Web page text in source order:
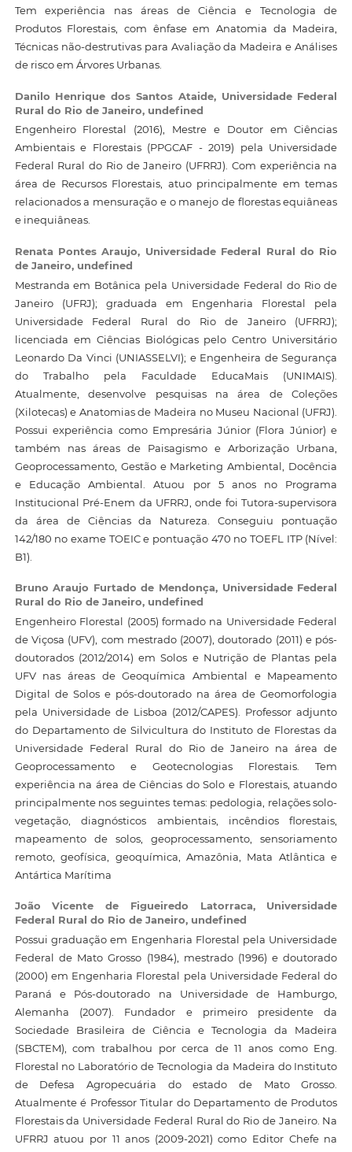
Tem experiência nas áreas de Ciência e Tecnologia de
Produtos Florestais, com ênfase em Anatomia da Madeira,
Técnicas não-destrutivas para Avaliação da Madeira e Análises
de risco em Árvores Urbanas.
Danilo Henrique dos Santos Ataide, Universidade Federal
Rural do Rio de Janeiro, undefined
Engenheiro Florestal (2016), Mestre e Doutor em Ciências
Ambientais e Florestais (PPGCAF - 2019) pela Universidade
Federal Rural do Rio de Janeiro (UFRRJ). Com experiência na
área de Recursos Florestais, atuo principalmente em temas
relacionados a mensuração e o manejo de florestas equiâneas
e inequiâneas.
Renata Pontes Araujo, Universidade Federal Rural do Rio
de Janeiro, undefined
Mestranda em Botânica pela Universidade Federal do Rio de
Janeiro (UFRJ); graduada em Engenharia Florestal pela
Universidade Federal Rural do Rio de Janeiro (UFRRJ);
licenciada em Ciências Biológicas pelo Centro Universitário
Leonardo Da Vinci (UNIASSELVI); e Engenheira de Segurança
do Trabalho pela Faculdade EducaMais (UNIMAIS).
Atualmente, desenvolve pesquisas na área de Coleções
(Xilotecas) e Anatomias de Madeira no Museu Nacional (UFRJ).
Possui experiência como Empresária Júnior (Flora Júnior) e
também nas áreas de Paisagismo e Arborização Urbana,
Geoprocessamento, Gestão e Marketing Ambiental, Docência
e Educação Ambiental. Atuou por 5 anos no Programa
Institucional Pré-Enem da UFRRJ, onde foi Tutora-supervisora
da área de Ciências da Natureza. Conseguiu pontuação
142/180 no exame TOEIC e pontuação 470 no TOEFL ITP (Nível:
B1).
Bruno Araujo Furtado de Mendonça, Universidade Federal
Rural do Rio de Janeiro, undefined
Engenheiro Florestal (2005) formado na Universidade Federal
de Viçosa (UFV), com mestrado (2007), doutorado (2011) e pós-
doutorados (2012/2014) em Solos e Nutrição de Plantas pela
UFV nas áreas de Geoquímica Ambiental e Mapeamento
Digital de Solos e pós-doutorado na área de Geomorfologia
pela Universidade de Lisboa (2012/CAPES). Professor adjunto
do Departamento de Silvicultura do Instituto de Florestas da
Universidade Federal Rural do Rio de Janeiro na área de
Geoprocessamento e Geotecnologias Florestais. Tem
experiência na área de Ciências do Solo e Florestais, atuando
principalmente nos seguintes temas: pedologia, relações solo-
vegetação, diagnósticos ambientais, incêndios florestais,
mapeamento de solos, geoprocessamento, sensoriamento
remoto, geofísica, geoquímica, Amazônia, Mata Atlântica e
Antártica Marítima
João Vicente de Figueiredo Latorraca, Universidade
Federal Rural do Rio de Janeiro, undefined
Possui graduação em Engenharia Florestal pela Universidade
Federal de Mato Grosso (1984), mestrado (1996) e doutorado
(2000) em Engenharia Florestal pela Universidade Federal do
Paraná e Pós-doutorado na Universidade de Hamburgo,
Alemanha (2007). Fundador e primeiro presidente da
Sociedade Brasileira de Ciência e Tecnologia da Madeira
(SBCTEM), com trabalhou por cerca de 11 anos como Eng.
Florestal no Laboratório de Tecnologia da Madeira do Instituto
de Defesa Agropecuária do estado de Mato Grosso.
Atualmente é Professor Titular do Departamento de Produtos
Florestais da Universidade Federal Rural do Rio de Janeiro. Na
UFRRJ atuou por 11 anos (2009-2021) como Editor Chefe na